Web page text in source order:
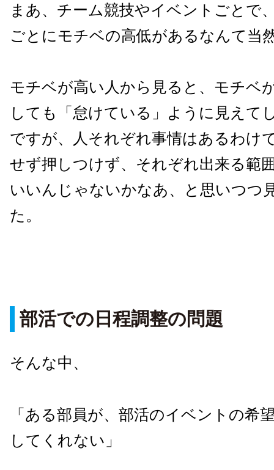
まあ、チーム競技やイベントごとで
ごとにモチベの高低があるなんて当
モチベが高い人から見ると、モチベ
しても「怠けている」ように見えて
ですが、人それぞれ事情はあるわけ
せず押しつけず、それぞれ出来る範
いいんじゃないかなあ、と思いつつ
た。
部活での日程調整の問題
そんな中、
「ある部員が、部活のイベントの希
してくれない」